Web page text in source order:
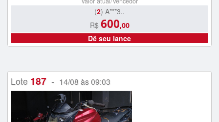
(2) A***3..
R$ 600,00
Dê seu lance
Lote 187 - 14/08 às 09:03